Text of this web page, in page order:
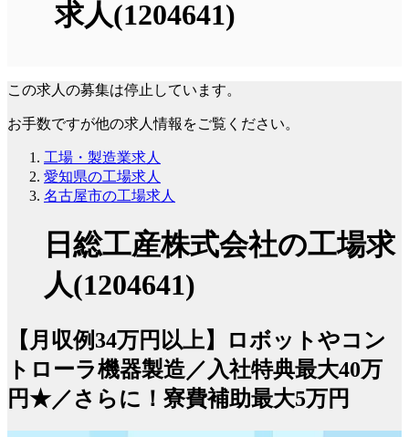
求人(1204641)
この求人の募集は停止しています。
お手数ですが他の求人情報をご覧ください。
工場・製造業求人
愛知県の工場求人
名古屋市の工場求人
日総工産株式会社の工場求
人(1204641)
【月収例34万円以上】ロボットやコン
トローラ機器製造／入社特典最大40万
円★／さらに！寮費補助最大5万円